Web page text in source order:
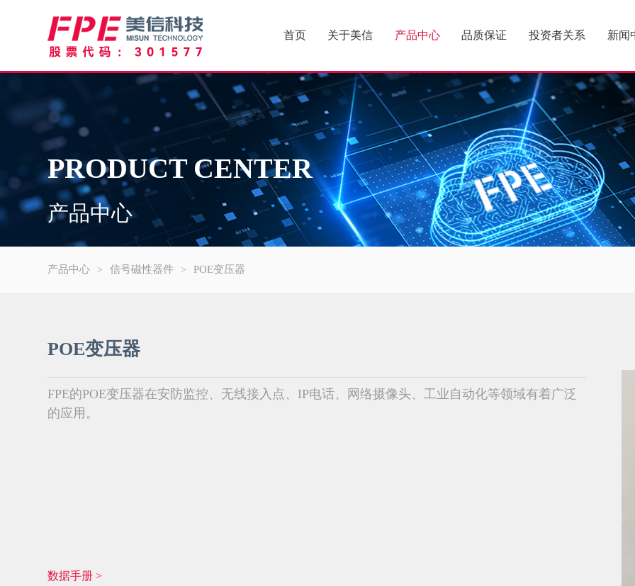
首页 关于美信 产品中心 品质保证 投资者关系 新闻
PRODUCT CENTER
产品中心
产品中心 > 信号磁性器件 > POE变压器
POE变压器
FPE的POE变压器在安防监控、无线接入点、IP电话、网络摄像头、工业自动化等领域有着广泛
的应用。
数据手册 >